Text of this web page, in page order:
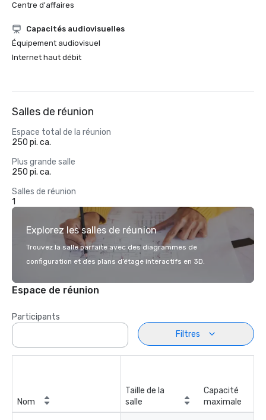
Centre d'affaires
Capacités audiovisuelles
Équipement audiovisuel
Internet haut débit
Salles de réunion
Espace total de la réunion
250 pi. ca.
Plus grande salle
250 pi. ca.
Salles de réunion
1
Explorez les salles de réunion
Trouvez la salle parfaite avec des diagrammes de
configuration et des plans d’étage interactifs en 3D.
Espace de réunion
Participants
Filtres
Nom
Taille de la
salle
Capacité
maximale